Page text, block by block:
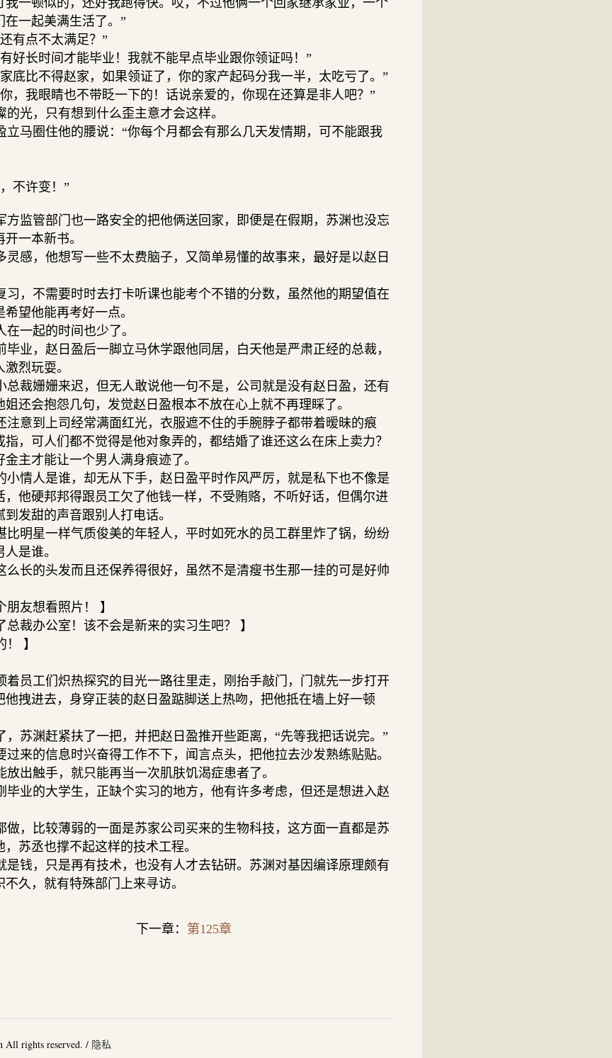
我一顿似的，还好我跑得快。哎，不过他俩一个回家继承家业，一个
一起美满生活了。”
有点不太满足？”
好长时间才能毕业！我就不能早点毕业跟你领证吗！”
底比不得赵家，如果领证了，你的家产起码分我一半，太吃亏了。”
，我眼睛也不带眨一下的！话说亲爱的，你现在还算是非人吧？”
光，只有想到什么歪主意才会这样。
马圈住他的腰说：“你每个月都会有那么几天发情期，可不能跟我
不许变！”
监管部门也一路安全的把他俩送回家，即便是在假期，苏渊也没忘
一本新书。
感，他想写一些不太费脑子，又简单易懂的故事来，最好是以赵日
，不需要时时去打卡听课也能考个不错的分数，虽然他的期望值在
望他能再考好一点。
一起的时间也少了。
业，赵日盈后一脚立马休学跟他同居，白天他是严肃正经的总裁，
烈玩耍。
裁姗姗来迟，但无人敢说他一句不是，公司就是没有赵日盈，还有
还会抱怨几句，发觉赵日盈根本不放在心上就不再理睬了。
意到上司经常满面红光，衣服遮不住的手腕脖子都带着暧昧的痕
，可人们都不觉得是他对象弄的，都结婚了谁还这么在床上卖力？
主才能让一个男人满身痕迹了。
情人是谁，却无从下手，赵日盈平时作风严厉，就是私下也不像是
，他硬邦邦得跟员工欠了他钱一样，不受贿赂，不听好话，但偶尔进
发甜的声音跟别人打电话。
明星一样气质俊美的年轻人，平时如死水的员工群里炸了锅，纷纷
是谁。
长的头发而且还保养得很好，虽然不是清瘦书生那一挂的可是好帅
友想看照片！ 】
裁办公室！该不会是新来的实习生吧？ 】
】
员工们炽热探究的目光一路往里走，刚抬手敲门，门就先一步打开
他拽进去，身穿正装的赵日盈踮脚送上热吻，把他抵在墙上好一顿
苏渊赶紧扶了一把，并把赵日盈推开些距离，“先等我把话说完。”
来的信息时兴奋得工作不下，闻言点头，把他拉去沙发熟练贴贴。
出触手，就只能再当一次肌肤饥渴症患者了。
业的大学生，正缺个实习的地方，他有许多考虑，但还是想进入赵
，比较薄弱的一面是苏家公司买来的生物科技，这方面一直都是苏
苏丞也撑不起这样的技术工程。
钱，只是再有技术，也没有人才去钻研。苏渊对基因编译原理颇有
久，就有特殊部门上来寻访。
下一章： 第125章
All rights reserved. / 隐私